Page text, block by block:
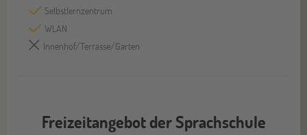
Selbstlernzentrum
WLAN
Innenhof/Terrasse/Garten
Freizeitangebot der Sprachschule